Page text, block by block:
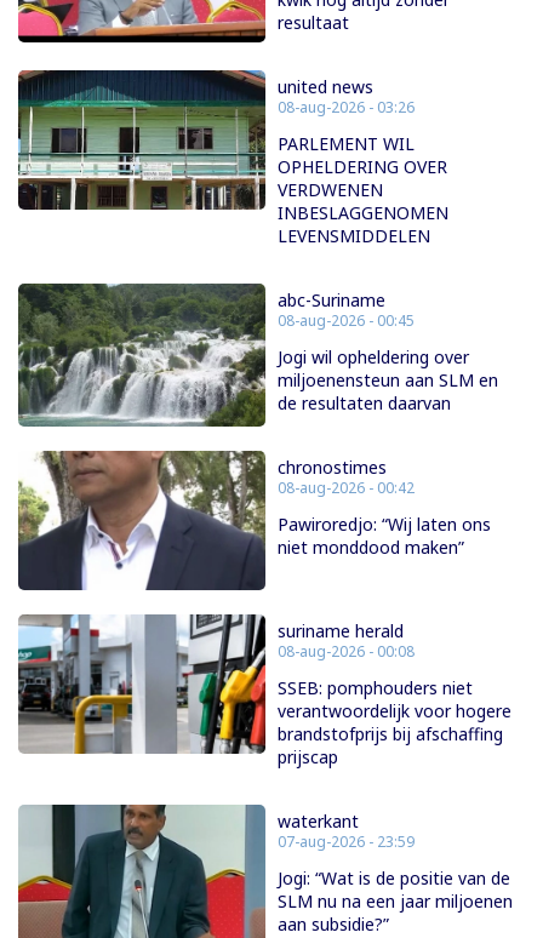
resultaat
united news
08-aug-2026 - 03:26
PARLEMENT WIL
OPHELDERING OVER
VERDWENEN
INBESLAGGENOMEN
LEVENSMIDDELEN
abc-Suriname
08-aug-2026 - 00:45
Jogi wil opheldering over
miljoenensteun aan SLM en
de resultaten daarvan
chronostimes
08-aug-2026 - 00:42
Pawiroredjo: “Wij laten ons
niet monddood maken”
suriname herald
08-aug-2026 - 00:08
SSEB: pomphouders niet
verantwoordelijk voor hogere
brandstofprijs bij afschaffing
prijscap
waterkant
07-aug-2026 - 23:59
Jogi: “Wat is de positie van de
SLM nu na een jaar miljoenen
aan subsidie?”